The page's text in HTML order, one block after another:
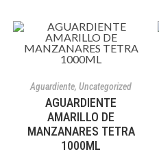
Aguardiente,Uncategorized
AGUARDIENTE
AMARILLO DE
MANZANARES TETRA
1000ML